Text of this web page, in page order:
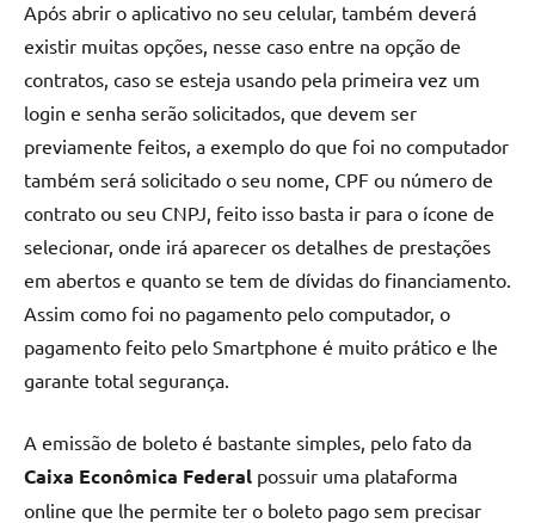
Após abrir o aplicativo no seu celular, também deverá
existir muitas opções, nesse caso entre na opção de
contratos, caso se esteja usando pela primeira vez um
login e senha serão solicitados, que devem ser
previamente feitos, a exemplo do que foi no computador
também será solicitado o seu nome, CPF ou número de
contrato ou seu CNPJ, feito isso basta ir para o ícone de
selecionar, onde irá aparecer os detalhes de prestações
em abertos e quanto se tem de dívidas do financiamento.
Assim como foi no pagamento pelo computador, o
pagamento feito pelo Smartphone é muito prático e lhe
garante total segurança.
A emissão de boleto é bastante simples, pelo fato da
Caixa Econômica Federal possuir uma plataforma
online que lhe permite ter o boleto pago sem precisar